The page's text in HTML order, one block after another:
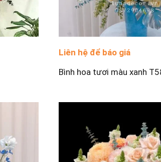
Liên hệ để báo giá
Bình hoa tươi màu xanh